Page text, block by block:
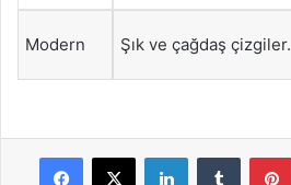
Modern Şık ve çağdaş çizgiler.
Facebook
X LinkedInTumblr